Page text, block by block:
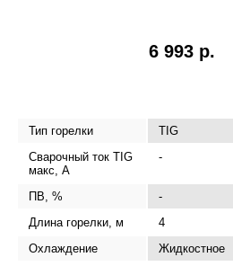
6 993 р.
Тип горелки TIG
Сварочный ток TIG
макс, А
-
ПВ, % -
Длина горелки, м
4
Охлаждение
Жидкостное